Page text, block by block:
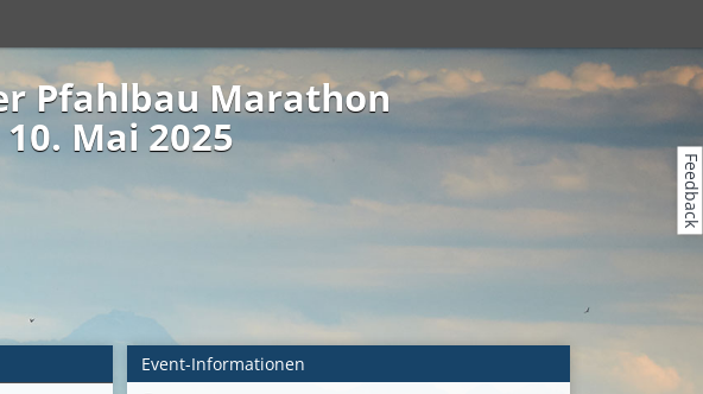
Pfahlbau Marathon
Mai 2025
Event-Informationen
Feedback